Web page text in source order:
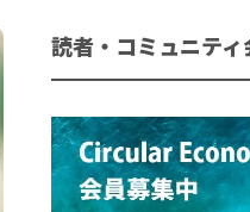
読者・コミュニティ